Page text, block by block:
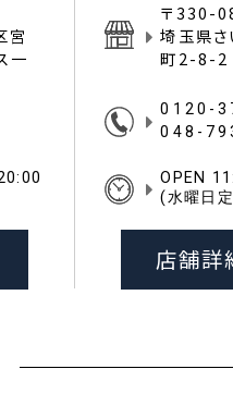
宮
一
〒330-
埼玉県さ
町2-8-2
0120-
048-
OPEN
(水曜日
店舗詳